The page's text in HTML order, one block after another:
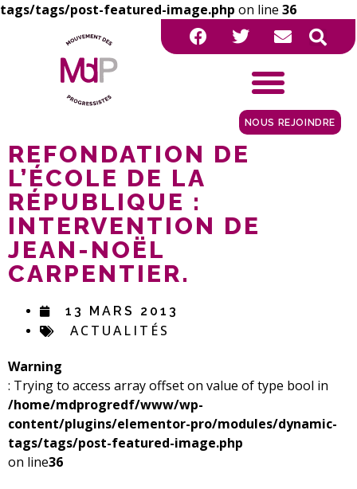
tags/tags/post-featured-image.php on line 36
NOUS REJOINDRE
Warning
: Trying to access array offset on value of type bool in
/home/mdprogredf/www/wp-
content/plugins/elementor-pro/modules/dynamic-
tags/tags/post-featured-image.php
on line36
REFONDATION DE
L’ÉCOLE DE LA
RÉPUBLIQUE :
INTERVENTION DE
JEAN-NOËL
CARPENTIER.
13 MARS 2013
ACTUALITÉS